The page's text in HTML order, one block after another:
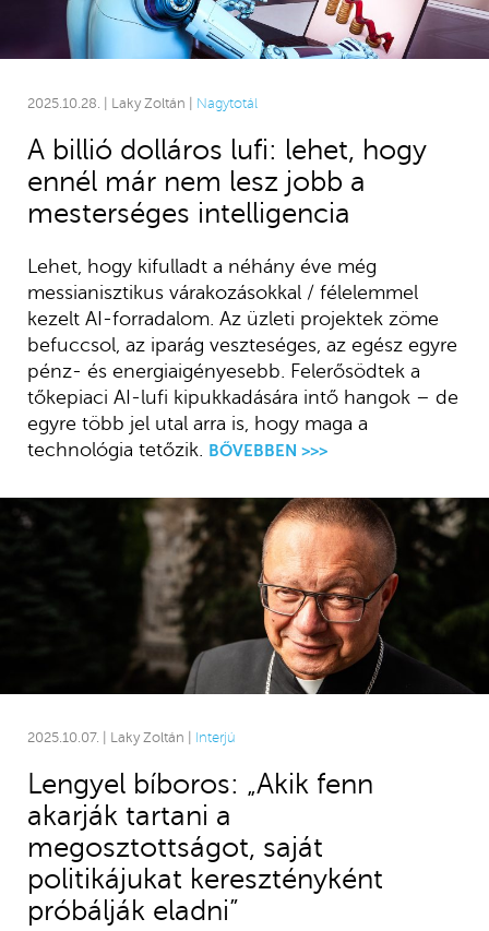
2025.10.28. | Laky Zoltán | Nagytotál
A billió dolláros lufi: lehet, hogy
ennél már nem lesz jobb a
mesterséges intelligencia
Lehet, hogy kifulladt a néhány éve még
messianisztikus várakozásokkal / félelemmel
kezelt AI-forradalom. Az üzleti projektek zöme
befuccsol, az iparág veszteséges, az egész egyre
pénz- és energiaigényesebb. Felerősödtek a
tőkepiaci AI-lufi kipukkadására intő hangok – de
egyre több jel utal arra is, hogy maga a
technológia tetőzik.
BŐVEBBEN >>>
2025.10.07. | Laky Zoltán | Interjú
Lengyel bíboros: „Akik fenn
akarják tartani a
megosztottságot, saját
politikájukat keresztényként
próbálják eladni”